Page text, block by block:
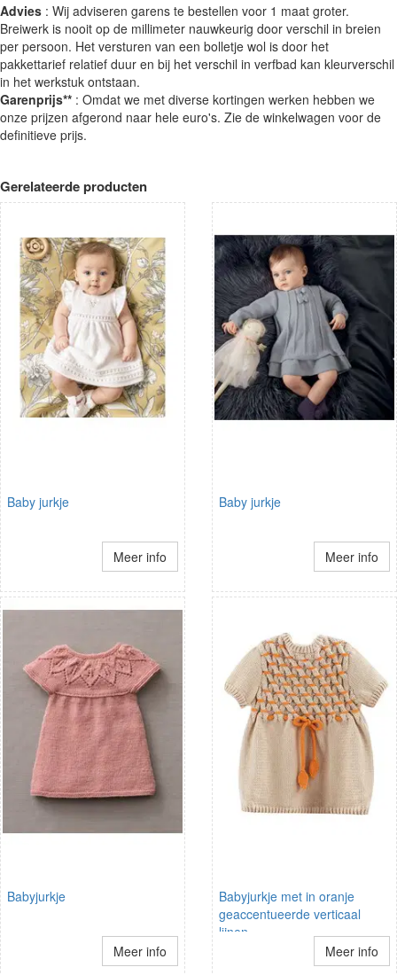
Advies : Wij adviseren garens te bestellen voor 1 maat groter.
Breiwerk is nooit op de millimeter nauwkeurig door verschil in breien
per persoon. Het versturen van een bolletje wol is door het
pakkettarief relatief duur en bij het verschil in verfbad kan kleurverschil
in het werkstuk ontstaan.
Garenprijs** : Omdat we met diverse kortingen werken hebben we
onze prijzen afgerond naar hele euro's. Zie de winkelwagen voor de
definitieve prijs.
Gerelateerde producten
Baby jurkje
Meer info
Baby jurkje
Meer info
Babyjurkje
Meer info
Babyjurkje met in oranje
geaccentueerde verticaal
lijnen.
Meer info